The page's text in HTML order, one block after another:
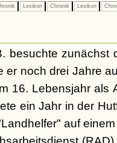
Lexikon Chronik Lexikon
besuchte zunächst
er noch drei Jahre
16. Lebensjahr als
ein Jahr in der
auf